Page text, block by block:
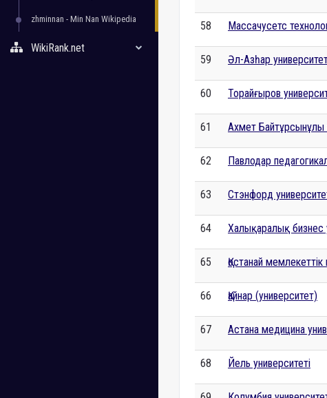
zhminnan - Min Nan Wikipedia
WikiRank.net
58 Массачусетс
59 Әл-Азһар
60 Торайғыров
61 Ахмет Байтұрсынұлы
62 Павлодар
63 Стэнфорд
64 Халықаралық бизнес
65 Қостанай
66 Қайнар (университет)
67 Астана медицина
68 Йель университеті